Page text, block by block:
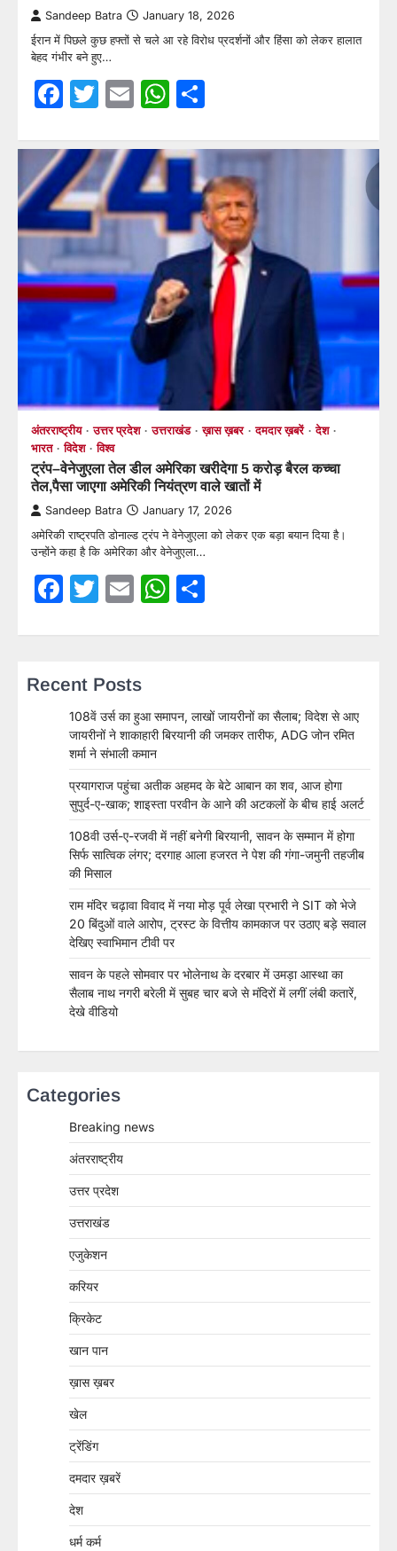
Sandeep Batra January 18, 2026
ईरान में पिछले कुछ हफ्तों से चले आ रहे विरोध प्रदर्शनों और हिंसा को लेकर हालात
बेहद गंभीर बने हुए…
Facebook
Twitter
EmailWhatsApp
अंतरराष्ट्रीय उत्तर प्रदेश उत्तराखंड ख़ास ख़बर दमदार ख़बरें
देश
भारत
विदेश विश्व
ट्रंप–वेनेजुएला तेल डील अमेरिका खरीदेगा 5 करोड़ बैरल कच्चा
तेल,पैसा जाएगा अमेरिकी नियंत्रण वाले खातों में
Sandeep Batra January 17, 2026
अमेरिकी राष्ट्रपति डोनाल्ड ट्रंप ने वेनेजुएला को लेकर एक बड़ा बयान दिया है।
उन्होंने कहा है कि अमेरिका और वेनेजुएला…
Facebook
Twitter
EmailWhatsApp
Recent Posts
108वें उर्स का हुआ समापन, लाखों जायरीनों का सैलाब; विदेश से आए
जायरीनों ने शाकाहारी बिरयानी की जमकर तारीफ, ADG जोन रमित
शर्मा ने संभाली कमान
प्रयागराज पहुंचा अतीक अहमद के बेटे आबान का शव, आज होगा
सुपुर्द-ए-खाक; शाइस्ता परवीन के आने की अटकलों के बीच हाई अलर्ट
108वी उर्स-ए-रजवी में नहीं बनेगी बिरयानी, सावन के सम्मान में होगा
सिर्फ सात्विक लंगर; दरगाह आला हजरत ने पेश की गंगा-जमुनी तहजीब
की मिसाल
राम मंदिर चढ़ावा विवाद में नया मोड़ पूर्व लेखा प्रभारी ने SIT को भेजे
20 बिंदुओं वाले आरोप, ट्रस्ट के वित्तीय कामकाज पर उठाए बड़े सवाल
देखिए स्वाभिमान टीवी पर
सावन के पहले सोमवार पर भोलेनाथ के दरबार में उमड़ा आस्था का
सैलाब नाथ नगरी बरेली में सुबह चार बजे से मंदिरों में लगीं लंबी कतारें,
देखे वीडियो
Categories
Breaking news
अंतरराष्ट्रीय
उत्तर प्रदेश
उत्तराखंड
एजुकेशन
करियर
क्रिकेट
खान पान
ख़ास ख़बर
खेल
ट्रेंडिंग
दमदार ख़बरें
देश
धर्म कर्म